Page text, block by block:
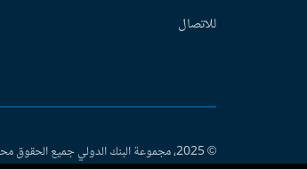
للاتصال
© 2025، مجموعة البنك الدولي جميع الحقوق محفوظة.